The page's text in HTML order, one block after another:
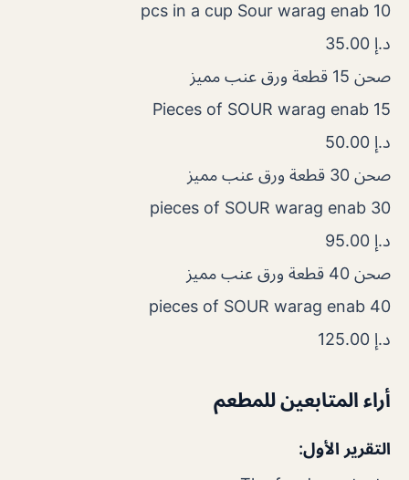
10 pcs in a cup Sour warag enab
د.إ 35.00
صحن 15 قطعة ورق عنب مميز
15 Pieces of SOUR warag enab
د.إ 50.00
صحن 30 قطعة ورق عنب مميز
30 pieces of SOUR warag enab
د.إ 95.00
صحن 40 قطعة ورق عنب مميز
40 pieces of SOUR warag enab
د.إ 125.00
أراء المتابعين للمطعم
التقرير الأول: